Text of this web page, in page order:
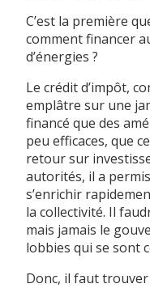
C’est la première
comment financer
d’énergies ?
Le crédit d’impôt,
emplâtre sur une
financé que des
peu efficaces, que
retour sur
autorités, il a
s’enrichir
la collectivité. Il
mais jamais le
lobbies qui se sont
Donc, il faut